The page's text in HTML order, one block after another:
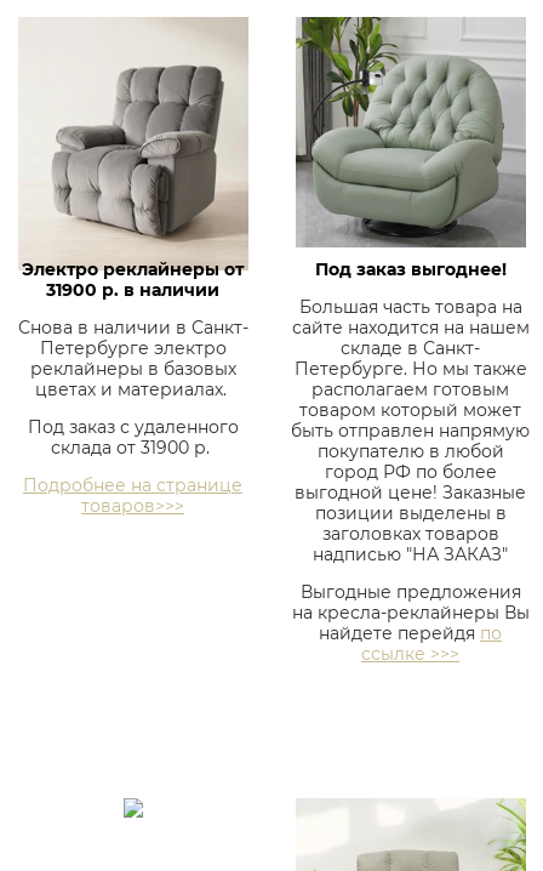
Электро реклайнеры от
31900 р. в наличии
Снова в наличии в Санкт-
Петербурге электро
реклайнеры в базовых
цветах и материалах.
Под заказ с удаленного
склада от 31900 р.
Подробнее на странице
товаров>>>
Под заказ выгоднее!
Большая часть товара на
сайте находится на нашем
складе в Санкт-
Петербурге. Но мы также
располагаем готовым
товаром который может
быть отправлен напрямую
покупателю в любой
город РФ по более
выгодной цене! Заказные
позиции выделены в
заголовках товаров
надписью "НА ЗАКАЗ"
Выгодные предложения
на кресла-реклайнеры Вы
найдете перейдя по
ссылке >>>